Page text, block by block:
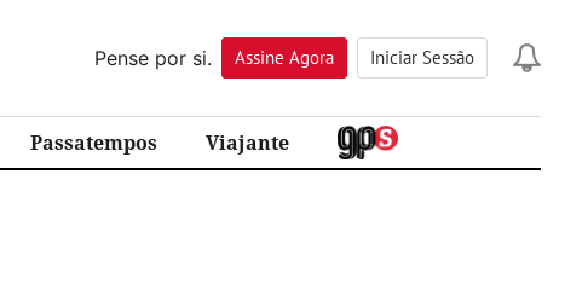
Pense por si.
Assine Agora Iniciar Sessão
Passatempos Viajante